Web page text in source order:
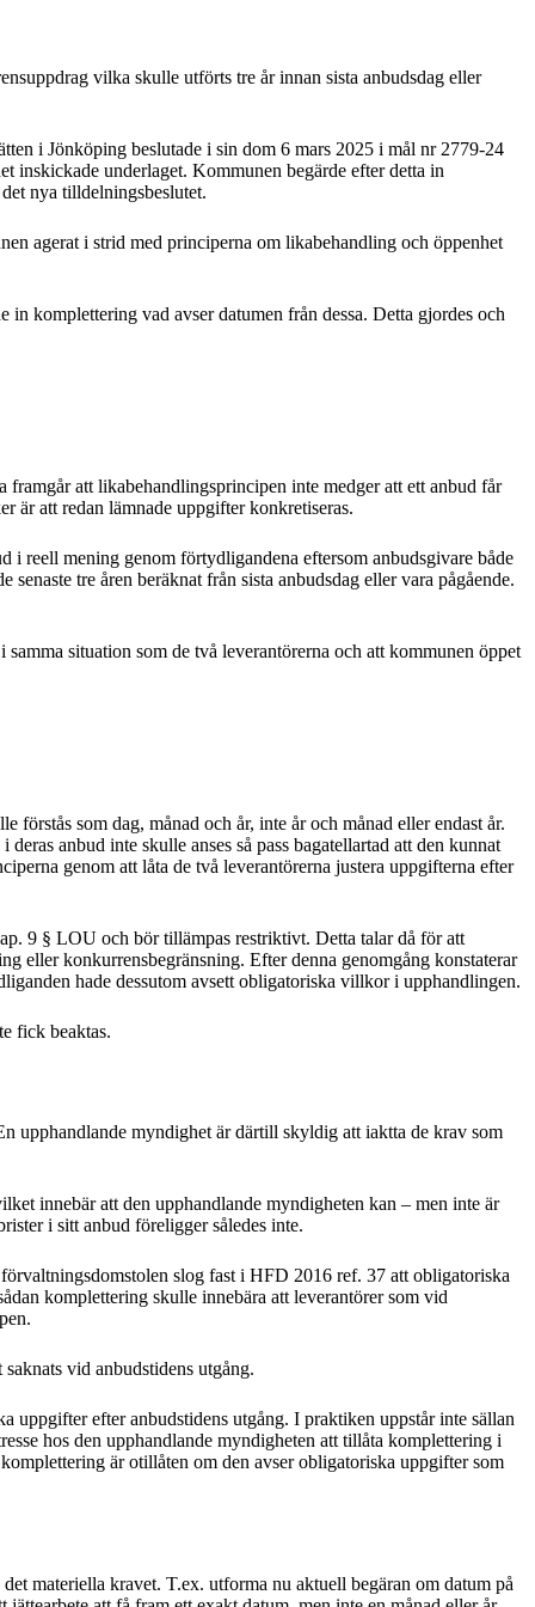
vilka skulle utförts tre år innan sista anbudsdag eller
i Jönköping beslutade i sin dom 6 mars 2025 i mål nr 2779-24
inskickade underlaget. Kommunen begärde efter detta in
nya tilldelningsbeslutet.
agerat i strid med principerna om likabehandling och öppenhet
komplettering vad avser datumen från dessa. Detta gjordes och
att likabehandlingsprincipen inte medger att ett anbud får
är att redan lämnade uppgifter konkretiseras.
i reell mening genom förtydligandena eftersom anbudsgivare både
tre åren beräknat från sista anbudsdag eller vara pågående.
situation som de två leverantörerna och att kommunen öppet
som dag, månad och år, inte år och månad eller endast år.
anbud inte skulle anses så pass bagatellartad att den kunnat
genom att låta de två leverantörerna justera uppgifterna efter
9 § LOU och bör tillämpas restriktivt. Detta talar då för att
eller konkurrensbegränsning. Efter denna genomgång konstaterar
hade dessutom avsett obligatoriska villkor i upphandlingen.
fick beaktas.
upphandlande myndighet är därtill skyldig att iaktta de krav som
innebär att den upphandlande myndigheten kan – men inte är
i sitt anbud föreligger således inte.
slog fast i HFD 2016 ref. 37 att obligatoriska
komplettering skulle innebära att leverantörer som vid
vid anbudstidens utgång.
efter anbudstidens utgång. I praktiken uppstår inte sällan
hos den upphandlande myndigheten att tillåta komplettering i
är otillåten om den avser obligatoriska uppgifter som
materiella kravet. T.ex. utforma nu aktuell begäran om datum på